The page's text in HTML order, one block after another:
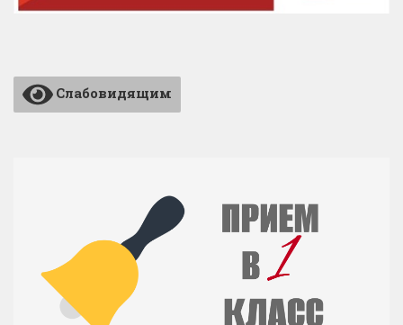
Слабовидящим